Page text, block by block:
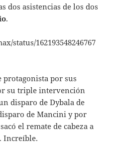
dos asistencias de los dos
.
status/162193548246767
protagonista por sus
su triple intervención
disparo de Dybala de
de Mancini y por
el remate de cabeza a
Increíble.